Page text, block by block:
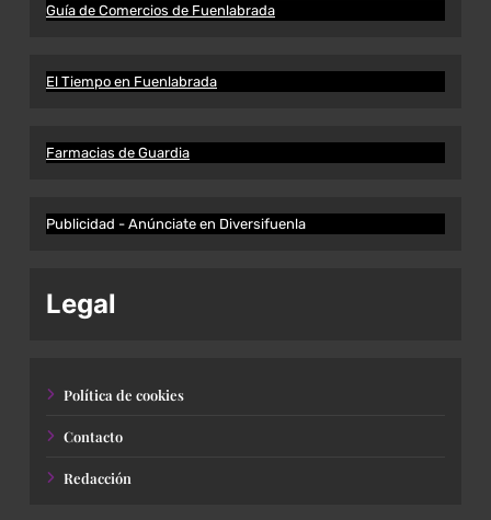
Guía de Comercios de Fuenlabrada
El Tiempo en Fuenlabrada
Farmacias de Guardia
Publicidad - Anúnciate en Diversifuenla
Legal
Política de cookies
Contacto
Redacción